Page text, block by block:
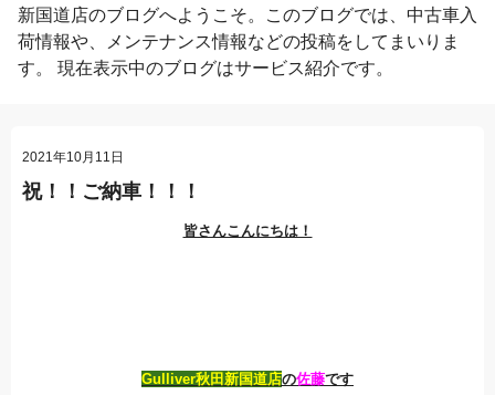
新国道店のブログへようこそ。このブログでは、中古車入
荷情報や、メンテナンス情報などの投稿をしてまいりま
す。 現在表示中のブログはサービス紹介です。
2021年10月11日
祝！！ご納車！！！
皆さんこんにちは！
Gulliver秋田新国道店の佐藤です